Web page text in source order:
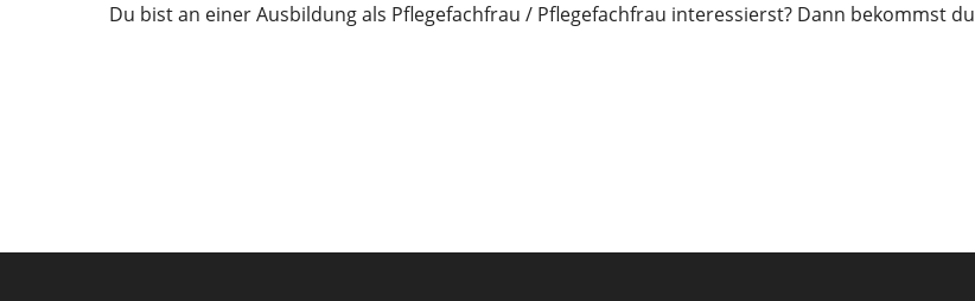
Du bist an einer Ausbildung als Pflegefachfrau / Pflegefachfrau interessierst? Dann bekommst du